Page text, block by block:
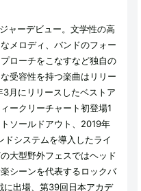
ャーデビュー。文学性の高
メロディ、バンドのフォー
ローチをこなすなど独自の
受容性を持つ楽曲はリリー
月にリリースしたベストア
ークリーチャート初登場1
ソールドアウト、2019年
ドシステムを導入したライ
大型野外フェスではヘッド
シーンを代表するロックバ
に出場、第39回日本アカデ